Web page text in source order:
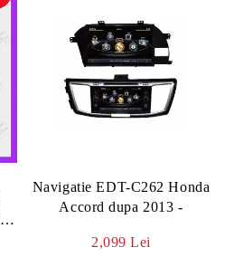
Navigatie EDT-C262 Honda
Accord dupa 2013 -
2,099 Lei